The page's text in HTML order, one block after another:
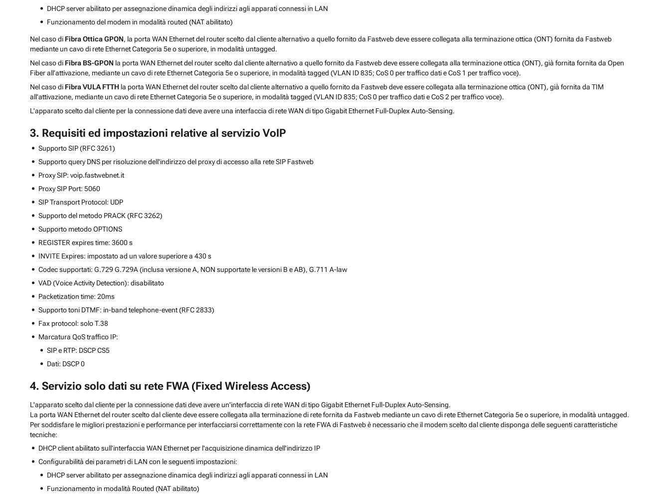
DHCP server abilitato per assegnazione dinamica degli indirizzi agli apparati connessi in LAN
Funzionamento del modem in modalità routed (NAT abilitato)
Nel caso di Fibra Ottica GPON, la porta WAN Ethernet del router scelto dal cliente alternativo a quello fornito da Fastweb deve essere collegata alla terminazione ottica (ONT) fornita da Fastweb
mediante un cavo di rete Ethernet Categoria 5e o superiore, in modalità untagged.
Nel caso di Fibra BS-GPON la porta WAN Ethernet del router scelto dal cliente alternativo a quello fornito da Fastweb deve essere collegata alla terminazione ottica (ONT), già fornita fornita da Open
Fiber all’attivazione, mediante un cavo di rete Ethernet Categoria 5e o superiore, in modalità tagged (VLAN ID 835; CoS 0 per traffico dati e CoS 1 per traffico voce).
Nel caso di Fibra VULA FTTH la porta WAN Ethernet del router scelto dal cliente alternativo a quello fornito da Fastweb deve essere collegata alla terminazione ottica (ONT), già fornita da TIM
all’attivazione, mediante un cavo di rete Ethernet Categoria 5e o superiore, in modalità tagged (VLAN ID 835; CoS 0 per traffico dati e CoS 2 per traffico voce).
L'apparato scelto dal cliente per la connessione dati deve avere una interfaccia di rete WAN di tipo Gigabit Ethernet Full-Duplex Auto-Sensing.
3. Requisiti ed impostazioni relative al servizio VoIP
Supporto SIP (RFC 3261)
Supporto query DNS per risoluzione dell'indirizzo del proxy di accesso alla rete SIP Fastweb
Proxy SIP: voip.fastwebnet.it
Proxy SIP Port: 5060
SIP Transport Protocol: UDP
Supporto del metodo PRACK (RFC 3262)
Supporto metodo OPTIONS
REGISTER expires time: 3600 s
INVITE Expires: impostato ad un valore superiore a 430 s
Codec supportati: G.729 G.729A (inclusa versione A, NON supportate le versioni B e AB), G.711 A-law
VAD (Voice Activity Detection): disabilitato
Packetization time: 20ms
Supporto toni DTMF: in-band telephone-event (RFC 2833)
Fax protocol: solo T.38
Marcatura QoS traffico IP:
SIP e RTP: DSCP CS5
Dati: DSCP 0
4. Servizio solo dati su rete FWA (Fixed Wireless Access)
L'apparato scelto dal cliente per la connessione dati deve avere un'interfaccia di rete WAN di tipo Gigabit Ethernet Full-Duplex Auto-Sensing.
La porta WAN Ethernet del router scelto dal cliente deve essere collegata alla terminazione di rete fornita da Fastweb mediante un cavo di rete Ethernet Categoria 5e o superiore, in modalità untagged.
Per soddisfare le migliori prestazioni e performance per interfacciarsi correttamente con la rete FWA di Fastweb è necessario che il modem scelto dal cliente disponga delle seguenti caratteristiche
tecniche:
DHCP client abilitato sull'interfaccia WAN Ethernet per l'acquisizione dinamica dell'indirizzo IP
Configurabilità dei parametri di LAN con le seguenti impostazioni:
DHCP server abilitato per assegnazione dinamica degli indirizzi agli apparati connessi in LAN
Funzionamento in modalità Routed (NAT abilitato)